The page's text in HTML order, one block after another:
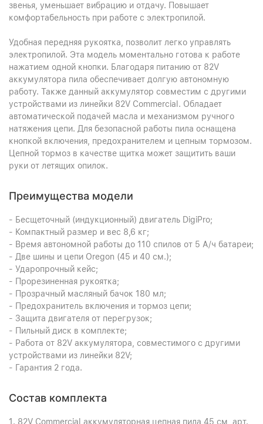
звенья, уменьшает вибрацию и отдачу. Повышает
комфортабельность при работе с электропилой.
Удобная передняя рукоятка, позволит легко управлять
электропилой. Эта модель моментально готова к работе
нажатием одной кнопки. Благодаря питанию от 82V
аккумулятора пила обеспечивает долгую автономную
работу. Также данный аккумулятор совместим с другими
устройствами из линейки 82V Commercial. Обладает
автоматической подачей масла и механизмом ручного
натяжения цепи. Для безопасной работы пила оснащена
кнопкой включения, предохранителем и цепным тормозом.
Цепной тормоз в качестве щитка может защитить ваши
руки от летящих опилок.
Преимущества модели
- Бесщеточный (индукционный) двигатель DigiPro;
- Компактный размер и вес 8,6 кг;
- Время автономной работы до 110 спилов от 5 А/ч батареи;
- Две шины и цепи Oregon (45 и 40 см.);
- Ударопрочный кейс;
- Прорезиненная рукоятка;
- Прозрачный масляный бачок 180 мл;
- Предохранитель включения и тормоз цепи;
- Защита двигателя от перегрузок;
- Пильный диск в комплекте;
- Работа от 82V аккумулятора, совместимого с другими
устройствами из линейки 82V;
- Гарантия 2 года.
Состав комплекта
1. 82V Commercial аккумуляторная цепная пила 45 см, арт.